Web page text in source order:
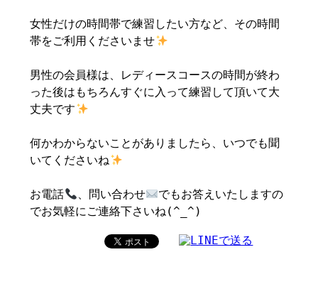
女性だけの時間帯で練習したい方など、その時間
帯をご利用くださいませ
男性の会員様は、レディースコースの時間が終わ
った後はもちろんすぐに入って練習して頂いて大
丈夫です
何かわからないことがありましたら、いつでも聞
いてくださいね
お電話 、問い合わせ
でもお答えいたしますの
でお気軽にご連絡下さいね(^_^)